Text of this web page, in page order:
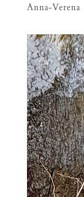
Anna-Verena